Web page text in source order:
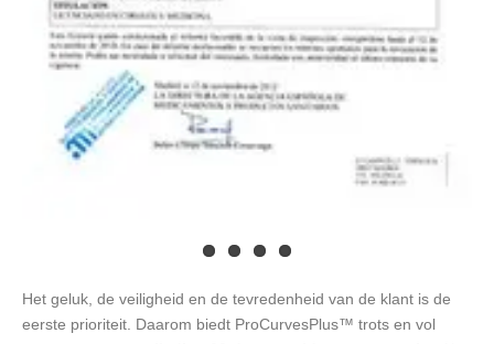
Het geluk, de veiligheid en de tevredenheid van de klant is de
eerste prioriteit. Daarom biedt ProCurvesPlus™ trots en vol